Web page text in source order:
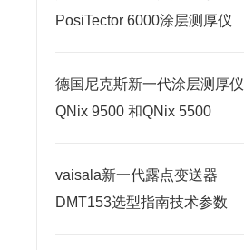
PosiTector 6000涂层测厚仪
德国尼克斯新一代涂层测厚仪
QNix 9500 和QNix 5500
vaisala新一代露点变送器
DMT153选型指南技术参数